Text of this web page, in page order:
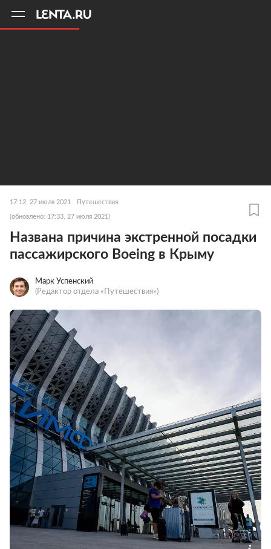
17:12, 27 июля 2021 Путешествия
(обновлено: 17:33, 27 июля 2021)
Названа причина экстренной посадки
пассажирского Boeing в Крыму
Марк Успенский
(Редактор отдела «Путешествия»)